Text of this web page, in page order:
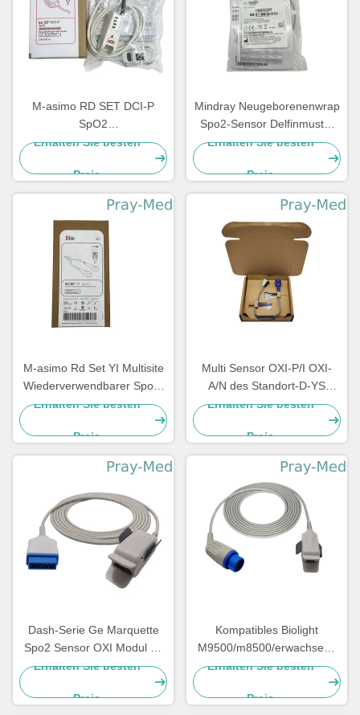
M-asimo RD SET DCI-P
SpO2
Kinderweiterverwendbarer
Erhalten Sie besten
Preis
Mindray Neugeborenenwrap
Spo2-Sensor Delfinmuster
115-050154-00 518BLH
Erhalten Sie besten
Preis
M-asimo Rd Set YI Multisite
Wiederverwendbarer Spo2-
Sensor TPU 0,9m 4054
Erhalten Sie besten
Preis
Multi Sensor OXI-P/I OXI-
A/N des Standort-D-YS
Kurzschluss-SpO2/Jacke der
Erhalten Sie besten
Preis
Dash-Serie Ge Marquette
Spo2 Sensor OXI Modul 11
Steckverbinder 3m / 10ft
Erhalten Sie besten
Preis
Kompatibles Biolight
M9500/m8500/erwachsene
wiederverwendbare
Sensoren spo2 M7000 12pin
prüfen mit 3m
Erhalten Sie besten
Preis